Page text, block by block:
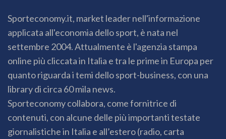
Sporteconomy.it, market leader nell'informazione
applicata all'economia dello sport, è nata nel
settembre 2004. Attualmente è l'agenzia stampa
online più cliccata in Italia e tra le prime in Europa per
quanto riguarda i temi dello sport-business, con una
library di circa 60 mila news.
Sporteconomy collabora, come fornitrice di
contenuti, con alcune delle più importanti testate
giornalistiche in Italia e all’estero (radio, carta